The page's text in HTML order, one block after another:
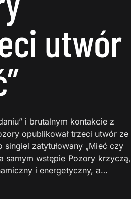
utwór
i brutalnym kontakcie z
opublikował trzeci utwór ze
zatytułowany „Mieć czy
samym wstępie Pozory krzyczą,
i energetyczny, a…